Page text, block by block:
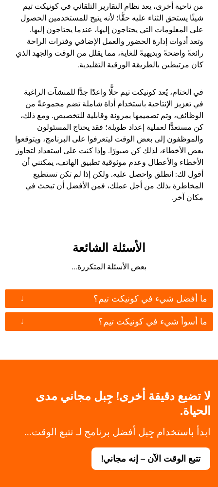
من ناحية أخرى، يعد نظام التقارير التلقائي في كونيكت تيم
شيئًا يستحق الثناء عليه حقًّا؛ لأنه يتيح للمستخدمين الحصول
على المعلومات التي يحتاجون إليها، عندما يحتاجون إليها.
وتعد أدوات إدارة الحضور والعمل الإضافي وفترات الراحة
رائعةً واضحةً وبديهيةً للغاية، مما يقلل من الوقت والجهد الذي
كان مرتبطين بالطريقة الورقية التقليدية.
في الختام، يُعد كونيكت تيم حلًّا واعدًا جدًّا للمنشآت الراغبة
في تعزيز الإنتاجية باستخدام أداة شاملة تضم مجموعةً من
الوظائف، وتم تصميمها بمرونة وقابلية للتخصيص. ومع ذلك،
كن مستعدًّا لعملية إعداد طويلة؛ فقد يحتاج المسئولون
والموظفون إلى بعض الوقت ليتعرفوا على البرنامج، ويتوقعوا
بعض الأخطاء، لذلك كن صبورًا. وإذا كنت على استعداد لتجاوز
الأخطاء والأعطال وعدم موثوقية تطبيق الهاتف، يمكنني أن
أقول لك: انطلق واحصل عليه. ولكن إذا لم تكن تستطيع
المخاطرة بذلك من أجل عملك، فمن الأفضل أن تبحث في
مكان آخر.
الأسئلة الشائعة
بعض الأسئلة المتكررة...
ما أفضل شيء في كونيكت تيم؟ ↓
ما أسوأ شيء في كونيكت تيم؟ ↓
لا تضيع دقيقة أخرى! جِبل مجاني مدى
الحياة.
ابدأ باستخدام جِبل أفضل برنامج لـ تتبع الوقت...
تتبع الوقت الآن – إنه مجاني!